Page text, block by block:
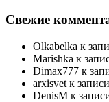
Свежие
Olkabelka к
Marishka к
Dimax777 к
arxisvet к записи
DenisM к